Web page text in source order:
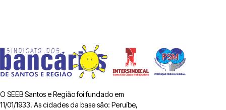
O SEEB Santos e Região foi fundado em
11/01/1933. As cidades da base são: Peruíbe,